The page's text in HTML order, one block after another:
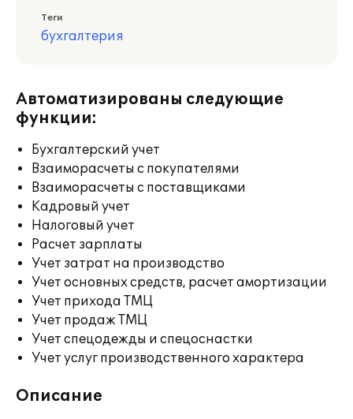
Теги
бухгалтерия
Автоматизированы следующие
функции:
Бухгалтерский учет
Взаиморасчеты с покупателями
Взаиморасчеты с поставщиками
Кадровый учет
Налоговый учет
Расчет зарплаты
Учет затрат на производство
Учет основных средств, расчет амортизации
Учет прихода ТМЦ
Учет продаж ТМЦ
Учет спецодежды и спецоснастки
Учет услуг производственного характера
Описание